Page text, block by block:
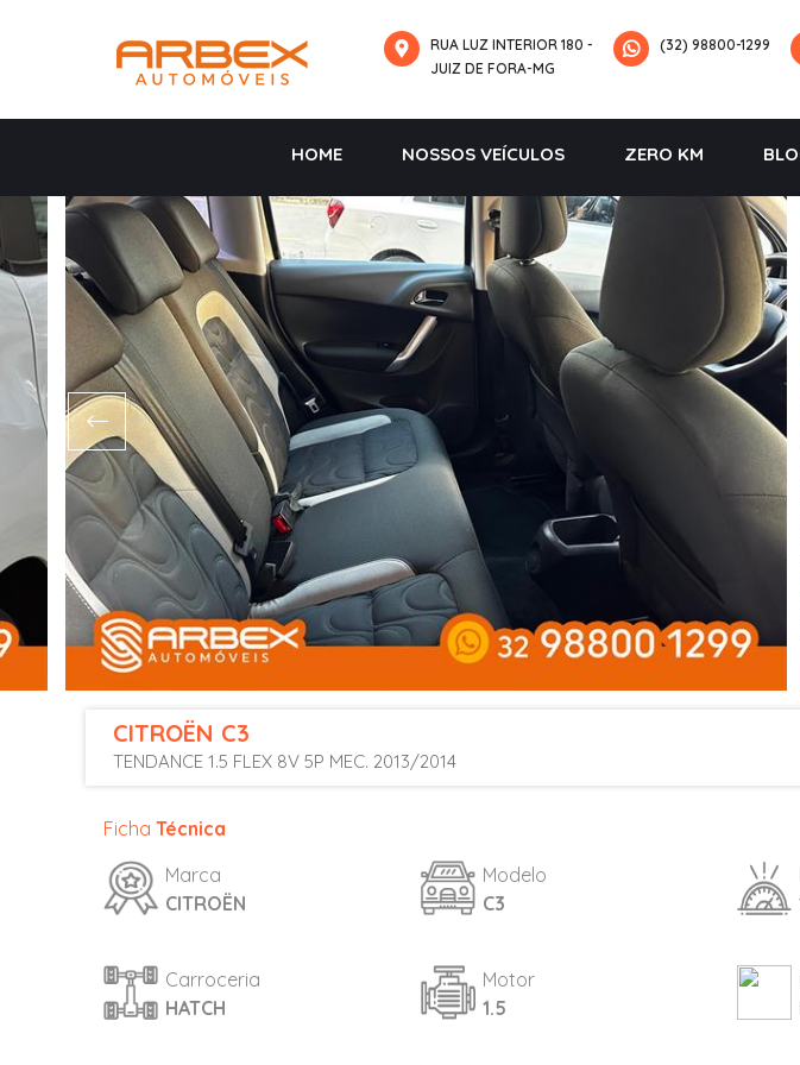
RUA LUZ INTERIOR 180 -
JUIZ DE FORA-MG
(32) 98800-1299
HOME NOSSOS VEÍCULOS ZERO KM
CITROËN C3
TENDANCE 1.5 FLEX 8V 5P MEC. 2013/2014
Ficha Técnica
Marca
CITROËN
Modelo
C3
Carroceria
HATCH
Motor
1.5